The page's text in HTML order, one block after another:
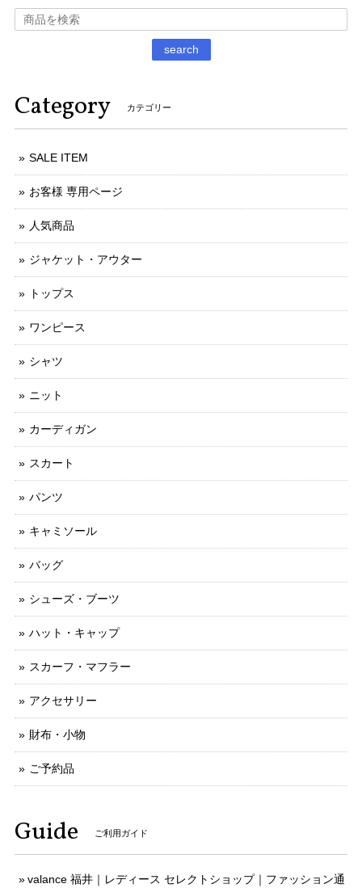
search
Category カテゴリー
SALE ITEM
お客様 専用ページ
人気商品
ジャケット・アウター
トップス
ワンピース
シャツ
ニット
カーディガン
スカート
パンツ
キャミソール
バッグ
シューズ・ブーツ
ハット・キャップ
スカーフ・マフラー
アクセサリー
財布・小物
ご予約品
Guide ご利用ガイド
valance 福井｜レディース セレクトショップ｜ファッション通